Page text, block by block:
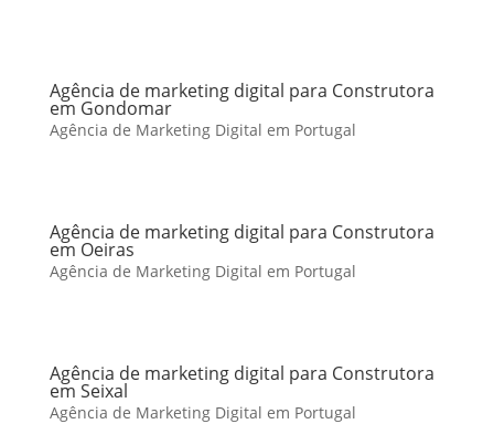
Agência de marketing digital para Construtora
em Gondomar
Agência de Marketing Digital em Portugal
Agência de marketing digital para Construtora
em Oeiras
Agência de Marketing Digital em Portugal
Agência de marketing digital para Construtora
em Seixal
Agência de Marketing Digital em Portugal